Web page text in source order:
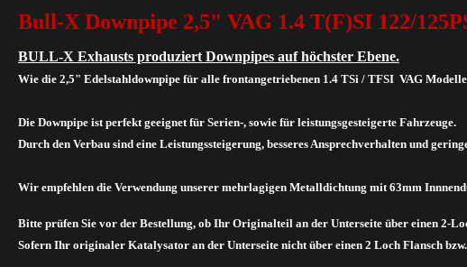
Bull-X Downpipe 2,5" VAG 1.4 T(F)SI 122/
BULL-X Exhausts produziert Downpipes auf höchster Ebene.
Wie die 2,5" Edelstahldownpipe für alle frontangetriebenen 1.4 TSi / TFSI VAG
Die Downpipe ist perfekt geeignet für Serien-, sowie für leistungsgesteigerte Fahrzeuge.
Durch den Verbau sind eine Leistungssteigerung, besseres Ansprechverhalten und
Wir empfehlen die Verwendung unserer mehrlagigen Metalldichtung mit 63mm
Bitte prüfen Sie vor der Bestellung, ob Ihr Originalteil an der Unterseite über einen 2-
Sofern Ihr originaler Katalysator an der Unterseite nicht über einen 2 Loch Flansch